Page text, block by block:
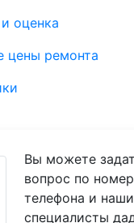
оценка
цены ремонта
Вы можете
вопрос по
телефона и наши
специалисты